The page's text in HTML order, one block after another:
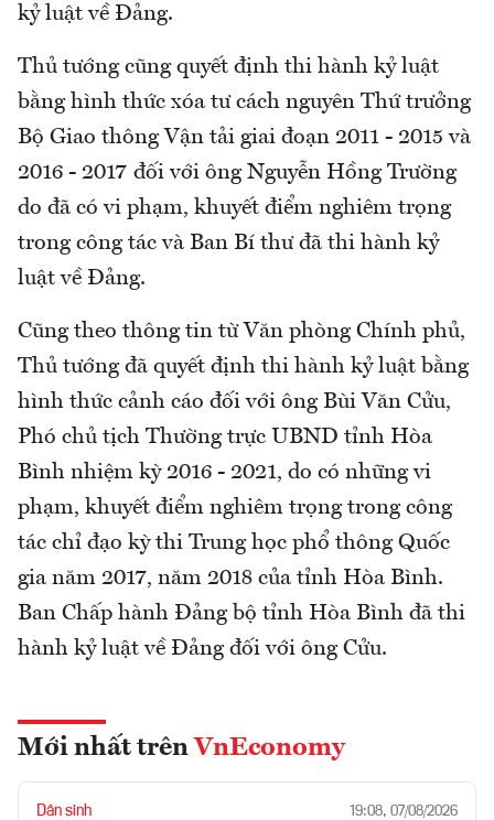
kỷ luật về Đảng.
Thủ tướng cũng quyết định thi hành kỷ luật
bằng hình thức xóa tư cách nguyên Thứ trưởng
Bộ Giao thông Vận tải giai đoạn 2011 - 2015 và
2016 - 2017 đối với ông Nguyễn Hồng Trường
do đã có vi phạm, khuyết điểm nghiêm trọng
trong công tác và Ban Bí thư đã thi hành kỷ
luật về Đảng.
Cũng theo thông tin từ Văn phòng Chính phủ,
Thủ tướng đã quyết định thi hành kỷ luật bằng
hình thức cảnh cáo đối với ông Bùi Văn Cửu,
Phó chủ tịch Thường trực UBND tỉnh Hòa
Bình nhiệm kỳ 2016 - 2021, do có những vi
phạm, khuyết điểm nghiêm trọng trong công
tác chỉ đạo kỳ thi Trung học phổ thông Quốc
gia năm 2017, năm 2018 của tỉnh Hòa Bình.
Ban Chấp hành Đảng bộ tỉnh Hòa Bình đã thi
hành kỷ luật về Đảng đối với ông Cửu.
Mới nhất trên VnEconomy
Dân sinh 19:08, 07/08/2026